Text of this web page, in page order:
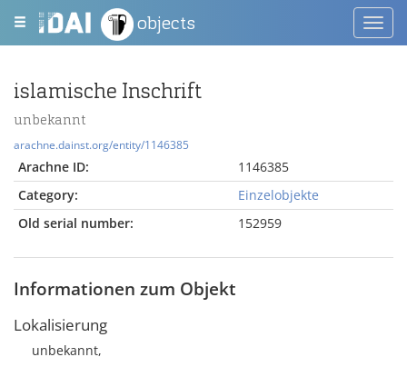
objects
islamische Inschrift
unbekannt
arachne.dainst.org/entity/1146385
Arachne ID:
1146385
Category:
Einzelobjekte
Old serial number:
152959
Informationen zum Objekt
Lokalisierung
unbekannt,